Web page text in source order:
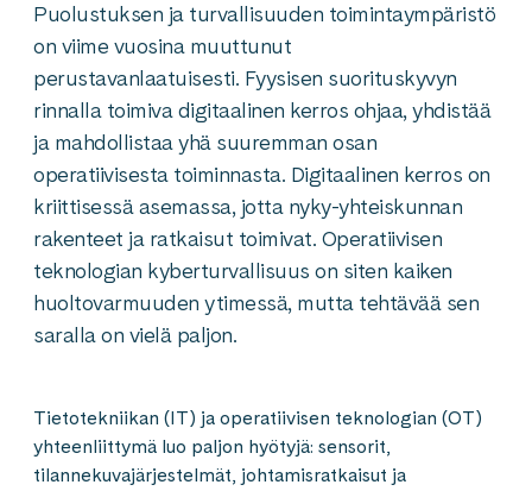
Puolustuksen ja turvallisuuden toimintaympäristö
on viime vuosina muuttunut
perustavanlaatuisesti. Fyysisen suorituskyvyn
rinnalla toimiva digitaalinen kerros ohjaa, yhdistää
ja mahdollistaa yhä suuremman osan
operatiivisesta toiminnasta. Digitaalinen kerros on
kriittisessä asemassa, jotta nyky-yhteiskunnan
rakenteet ja ratkaisut toimivat. Operatiivisen
teknologian kyberturvallisuus on siten kaiken
huoltovarmuuden ytimessä, mutta tehtävää sen
saralla on vielä paljon.
Tietotekniikan (IT) ja operatiivisen teknologian (OT)
yhteenliittymä luo paljon hyötyjä: sensorit,
tilannekuvajärjestelmät, johtamisratkaisut ja